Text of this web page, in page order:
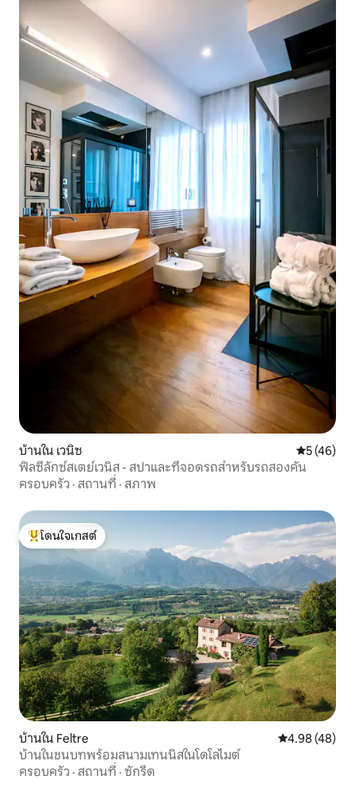
บ้านใน เวนิซ คะแนนเฉลี่
5 (46)
ฟิลซี่ลักซ์สเตย์เวนิส - สปาและที่จอดรถสำหรับรถสองคัน
ครอบครัว · สถานที่ · สภาพ
โดนใจเกสต์ที่สุด
โดนใจเกสต์
บ้านใน Feltre คะแนนเฉลี่ย
4.98 (48)
บ้านในชนบทพร้อมสนามเทนนิสในโดโลไมต์
ครอบครัว · สถานที่ · ซักรีด